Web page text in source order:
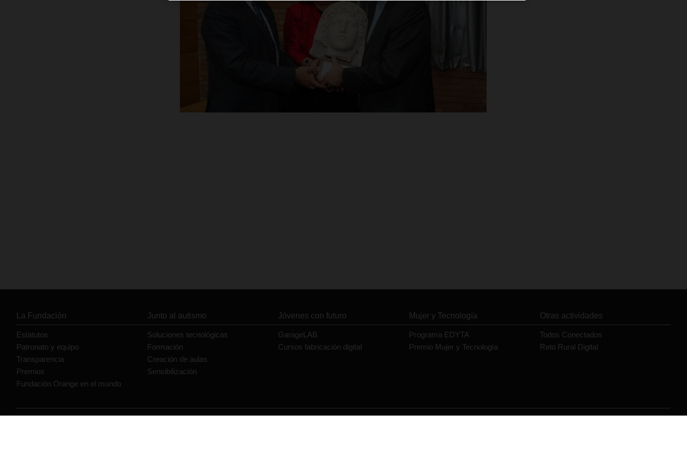
La Fundación
Estatutos
Patronato y equipo
Transparencia
Premios
Fundación Orange en el mundo
Junto al autismo
Soluciones tecnológicas
Formación
Creación de aulas
Sensibilización
Jóvenes con futuro
GarageLAB
Cursos fabricación digital
Mujer y Tecnología
Programa EDYTA
Premio Mujer y Tecnología
Otras actividades
Todos Conectados
Reto Rural Digital